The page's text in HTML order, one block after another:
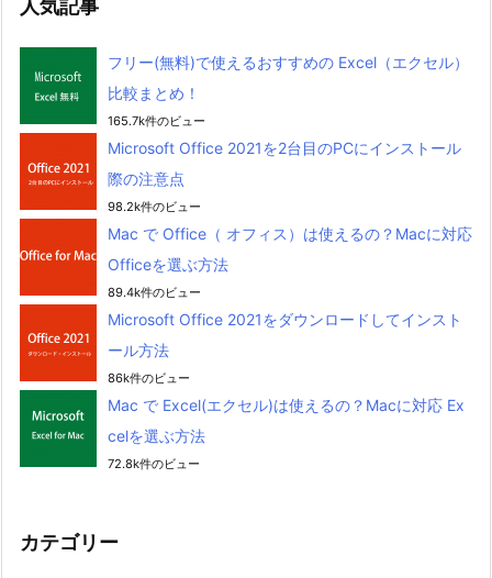
人気記事
フリー(無料)で使えるおすすめの Excel（エクセル）
比較まとめ！
165.7k件のビュー
Microsoft Office 2021を2台目のPCにインストール
際の注意点
98.2k件のビュー
Mac で Office（ オフィス）は使えるの？Macに対応
Officeを選ぶ方法
89.4k件のビュー
Microsoft Office 2021をダウンロードしてインスト
ール方法
86k件のビュー
Mac で Excel(エクセル)は使えるの？Macに対応 Ex
celを選ぶ方法
72.8k件のビュー
カテゴリー